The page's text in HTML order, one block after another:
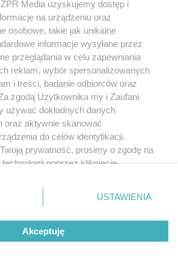
Czy we
można się kąpać 09.08?
Media uzyskujemy dostęp i
na urządzeniu oraz
osobowe, takie jak unikalne
informacje wysyłane przez
przeglądania w celu zapewniania
reklam, wybór spersonalizowanych
i treści, badanie odbiorców oraz
zgodą Użytkownika my i Zaufani
używać dokładnych danych
oraz aktywnie skanować
do celów identyfikacji.
prywatność, prosimy o zgodę na
poprzez kliknięcie
przycisk ustawień prywatności
dolnym rogu strony
danych nie wymagają zgody
prawo sprzeciwić się takiemu
będą miały zastosowanie tylko
USTAWIENIA
Akceptuję